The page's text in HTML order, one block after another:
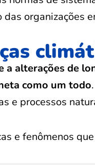
organizações
a alterações de
como um todo
e processos
e fenômenos